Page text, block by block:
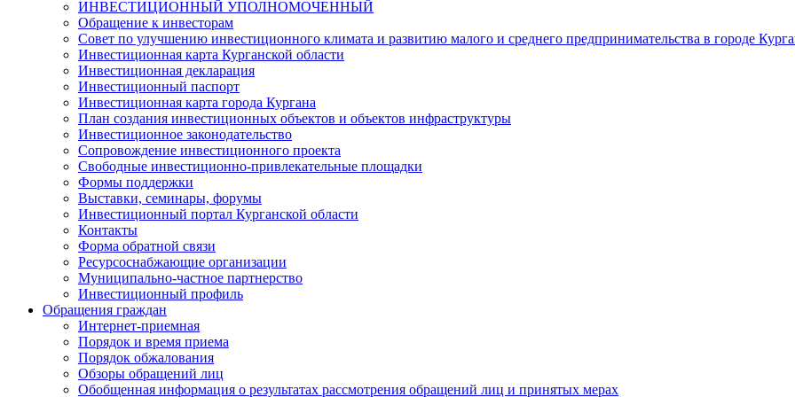
ИНВЕСТИЦИОННЫЙ УПОЛНОМОЧЕННЫЙ
Обращение к инвесторам
Совет по улучшению инвестиционного климата и развитию малого и среднего предпринимательства в городе
Инвестиционная карта Курганской области
Инвестиционная декларация
Инвестиционный паспорт
Инвестиционная карта города Кургана
План создания инвестиционных объектов и объектов инфраструктуры
Инвестиционное законодательство
Сопровождение инвестиционного проекта
Свободные инвестиционно-привлекательные площадки
Формы поддержки
Выставки, семинары, форумы
Инвестиционный портал Курганской области
Контакты
Форма обратной связи
Ресурсоснабжающие организации
Муниципально-частное партнерство
Инвестиционный профиль
Обращения граждан
Интернет-приемная
Порядок и время приема
Порядок обжалования
Обзоры обращений лиц
Обобщенная информация о результатах рассмотрения обращений лиц и принятых мерах